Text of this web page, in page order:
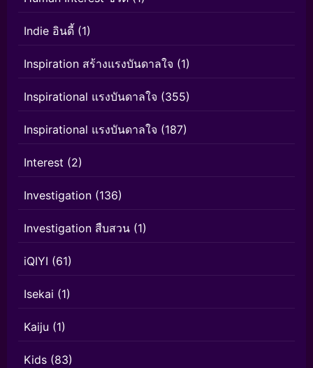
Indie อินดี้ (1)
Inspiration สร้างแรงบันดาลใจ (1)
Inspirational แรงบันดาลใจ (355)
Inspirational แรงบันดาลใจ (187)
Interest (2)
Investigation (136)
Investigation สืบสวน (1)
iQIYI (61)
Isekai (1)
Kaiju (1)
Kids (83)